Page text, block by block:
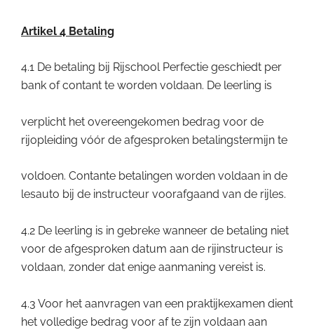
Artikel 4 Betaling
4.1 De betaling bij Rijschool Perfectie geschiedt per
bank of contant te worden voldaan. De leerling is
verplicht het overeengekomen bedrag voor de
rijopleiding vóór de afgesproken betalingstermijn te
voldoen. Contante betalingen worden voldaan in de
lesauto bij de instructeur voorafgaand van de rijles.
4.2 De leerling is in gebreke wanneer de betaling niet
voor de afgesproken datum aan de rijinstructeur is
voldaan, zonder dat enige aanmaning vereist is.
4.3 Voor het aanvragen van een praktijkexamen dient
het volledige bedrag voor af te zijn voldaan aan